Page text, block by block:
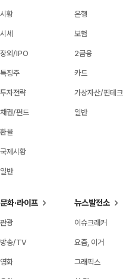
시황
시세
장외/IPO
특징주
투자전략
채권/펀드
환율
국제시황
일반
은행
보험
2금융
카드
가상자산/핀테크
일반
문화·라이프
관광
방송/TV
영화
뉴스발전소
이슈크래커
요즘, 이거
그래픽스